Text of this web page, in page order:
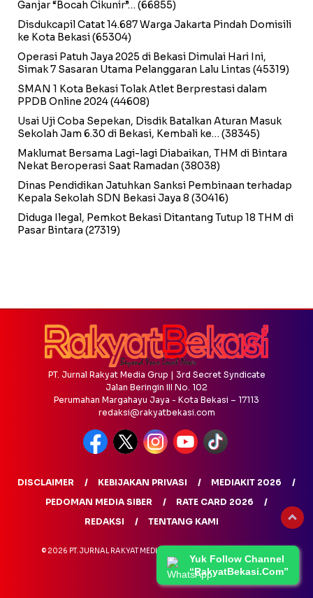
Ganjar “Bocah Cikunir”… (66855)
Disdukcapil Catat 14.687 Warga Jakarta Pindah Domisili
ke Kota Bekasi(65304)
Operasi Patuh Jaya 2025 di Bekasi Dimulai Hari Ini,
Simak 7 Sasaran Utama Pelanggaran Lalu Lintas (45319)
SMAN 1 Kota Bekasi Tolak Atlet Berprestasi dalam
PPDB Online 2024(44608)
Usai Uji Coba Sepekan, Disdik Batalkan Aturan Masuk
Sekolah Jam 6.30 di Bekasi, Kembali ke… (38345)
Maklumat Bersama Lagi-lagi Diabaikan, THM di Bintara
Nekat Beroperasi Saat Ramadan (38038)
Dinas Pendidikan Jatuhkan Sanksi Pembinaan terhadap
Kepala Sekolah SDN Bekasi Jaya 8 (30416)
Diduga Ilegal, Pemkot Bekasi Ditantang Tutup 18 THM di
Pasar Bintara (27319)
Yuk Follow Channel
“RakyatBekasi.Com”
PT. Jurnal Rakyat Media Grup | 3rd Secret Syndicate
Jalan Beringin III No. 102
Perumahan Margahayu Jaya - Kota Bekasi – 17113
redaksi@rakyatbekasi.com
DISCLAIMER KEBIJAKAN PRIVASI
MEDIAKIT 2026
PEDOMAN MEDIA SIBER
RATE CARD 2026
REDAKSI
TENTANG KAMI
© 2026 PT. JURNAL RAKYAT MEDIA GRUP - ALL RIGHTS RESERVED